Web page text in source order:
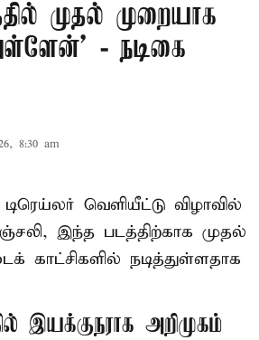
முதல் முறையாக
- நடிகை
8:30 am
டிரெய்லர் வெளியீட்டு விழாவில்
இந்த படத்திற்காக முதல்
காட்சிகளில் நடித்துள்ளதாக
இயக்குநராக அறிமுகம்